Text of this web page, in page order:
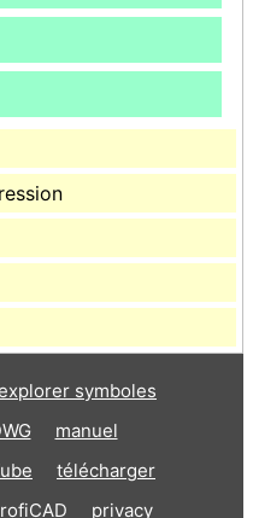
symboles
manuel
télécharger
privacy